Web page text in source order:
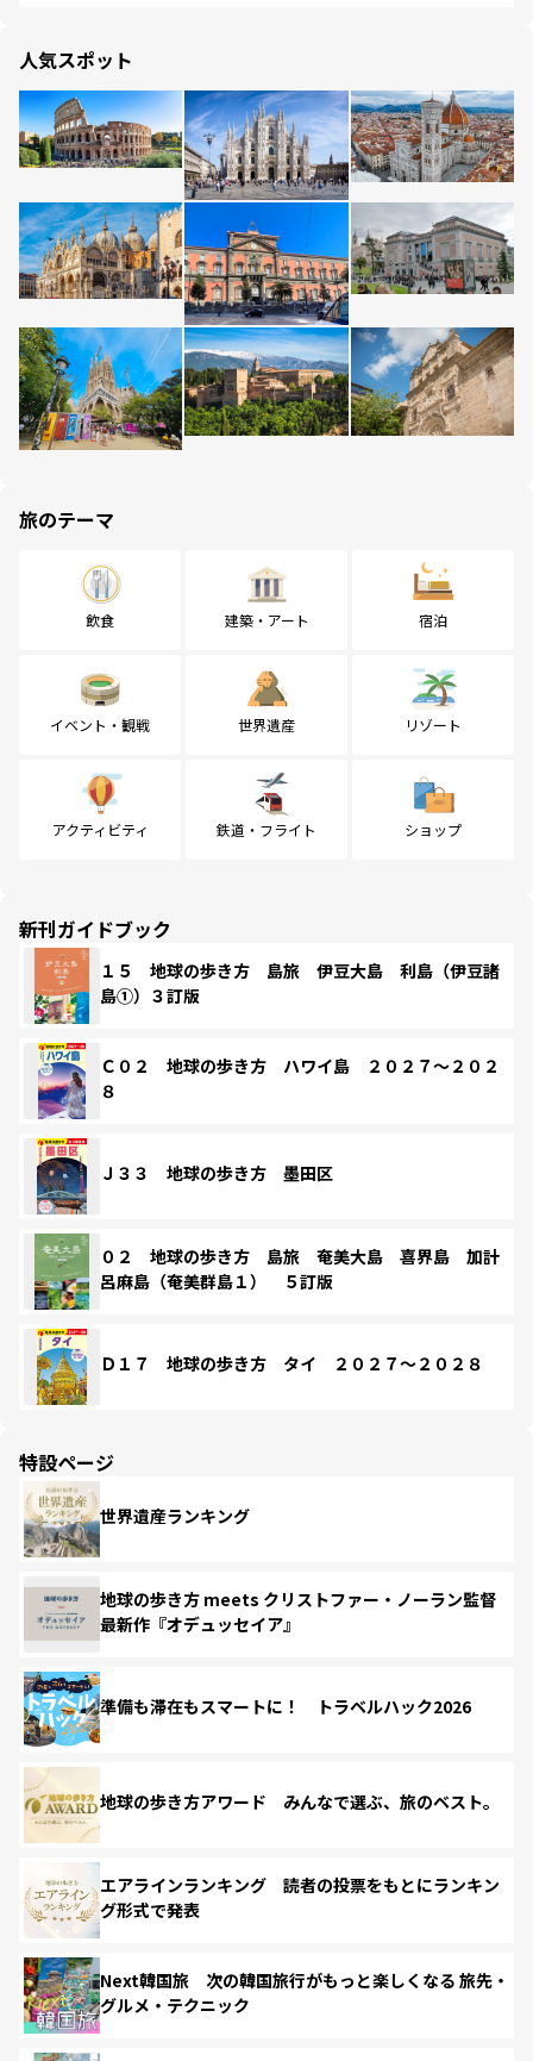
人気スポット
旅のテーマ
飲食 建築・アート 宿泊
イベント・観戦 世界遺産 リゾート
アクティビティ 鉄道・フライト ショップ
新刊ガイドブック
１５ 地球の歩き方 島旅 伊豆大島 利島（伊豆諸
島①）３訂版
Ｃ０２ 地球の歩き方 ハワイ島 ２０２７～２０２
８
Ｊ３３ 地球の歩き方 墨田区
０２ 地球の歩き方 島旅 奄美大島 喜界島 加計
呂麻島（奄美群島１） ５訂版
Ｄ１７ 地球の歩き方 タイ ２０２７～２０２８
特設ページ
世界遺産ランキング
地球の歩き方 meets クリストファー・ノーラン監督
最新作『オデュッセイア』
準備も滞在もスマートに！ トラベルハック2026
地球の歩き方アワード みんなで選ぶ、旅のベスト。
エアラインランキング 読者の投票をもとにランキン
グ形式で発表
Next韓国旅 次の韓国旅行がもっと楽しくなる 旅先・
グルメ・テクニック